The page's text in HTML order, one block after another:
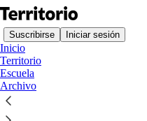
Suscribirse Iniciar sesión
Inicio
Territorio
Escuela
Archivo
Territorio es un espacio para
dinámicas de poder que
mundo.